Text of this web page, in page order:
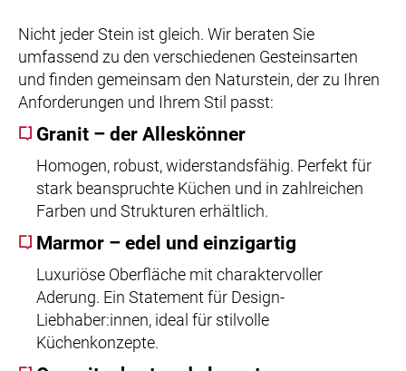
Nicht jeder Stein ist gleich. Wir beraten Sie
umfassend zu den verschiedenen Gesteinsarten
und finden gemeinsam den Naturstein, der zu Ihren
Anforderungen und Ihrem Stil passt:
Granit – der Alleskönner
Homogen, robust, widerstandsfähig. Perfekt für
stark beanspruchte Küchen und in zahlreichen
Farben und Strukturen erhältlich.
Marmor – edel und einzigartig
Luxuriöse Oberfläche mit charaktervoller
Aderung. Ein Statement für Design-
Liebhaber:innen, ideal für stilvolle
Küchenkonzepte.